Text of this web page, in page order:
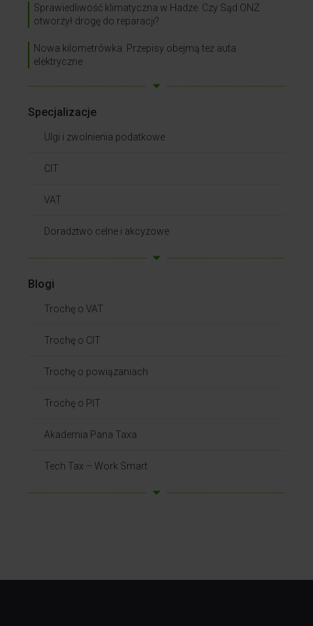
Sprawiedliwość klimatyczna w Hadze. Czy Sąd ONZ
otworzył drogę do reparacji?
Nowa kilometrówka. Przepisy obejmą też auta
elektryczne
Specjalizacje
Ulgi i zwolnienia podatkowe
CIT
VAT
Doradztwo celne i akcyzowe
Blogi
Trochę o VAT
Trochę o CIT
Trochę o powiązaniach​
Trochę o PIT
Akademia Pana Taxa
Tech Tax – Work Smart